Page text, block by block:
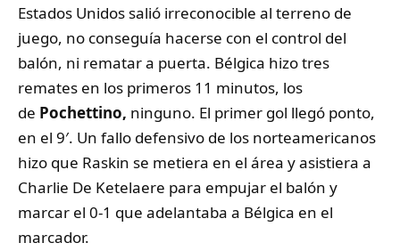
Estados Unidos salió irreconocible al terreno de
juego, no conseguía hacerse con el control del
balón, ni rematar a puerta. Bélgica hizo tres
remates en los primeros 11 minutos, los
de Pochettino, ninguno. El primer gol llegó ponto,
en el 9′. Un fallo defensivo de los norteamericanos
hizo que Raskin se metiera en el área y asistiera a
Charlie De Ketelaere para empujar el balón y
marcar el 0-1 que adelantaba a Bélgica en el
marcador.